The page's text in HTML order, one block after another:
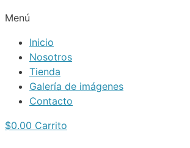
Menú
Inicio
Nosotros
Tienda
Galería de imágenes
Contacto
$0.00 Carrito